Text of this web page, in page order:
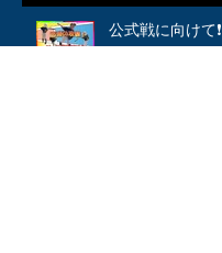
公式戦に向けて❗️